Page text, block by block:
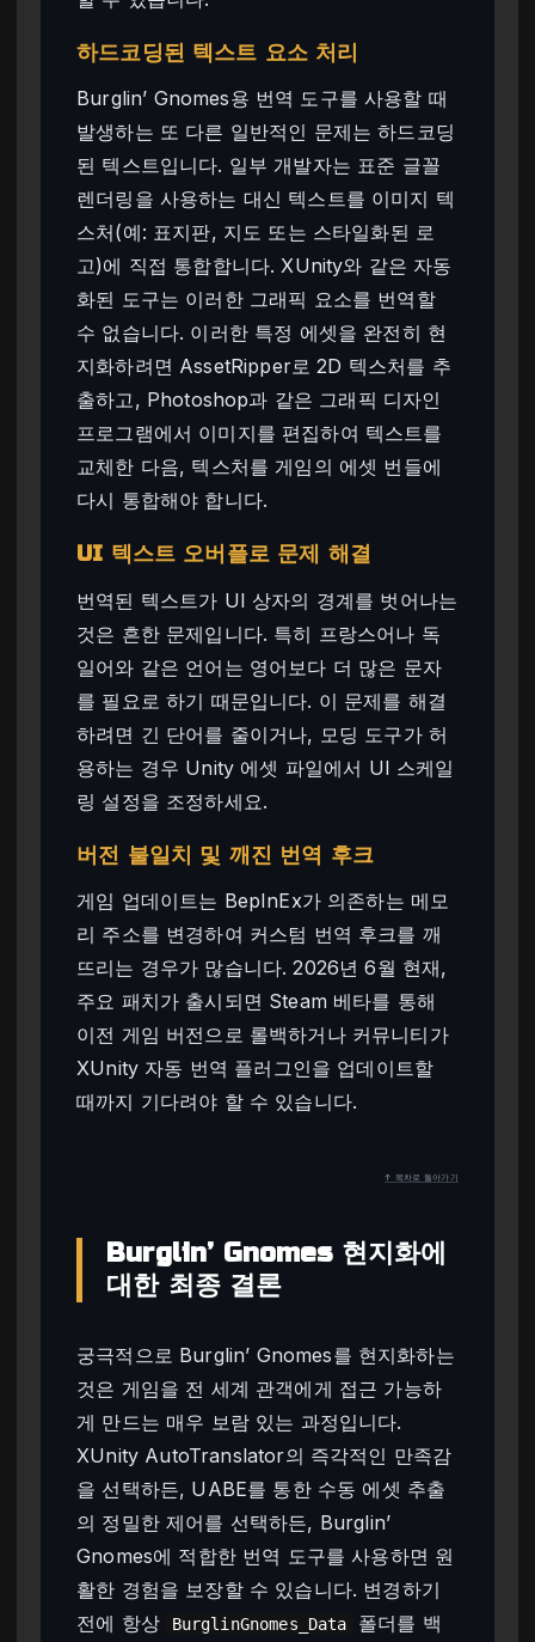
하드코딩된 텍스트 요소 처리
Burglin’ Gnomes용 번역 도구를 사용할 때
발생하는 또 다른 일반적인 문제는 하드코딩
된 텍스트입니다. 일부 개발자는 표준 글꼴
렌더링을 사용하는 대신 텍스트를 이미지 텍
스처(예: 표지판, 지도 또는 스타일화된 로
고)에 직접 통합합니다. XUnity와 같은 자동
화된 도구는 이러한 그래픽 요소를 번역할
수 없습니다. 이러한 특정 에셋을 완전히 현
지화하려면 AssetRipper로 2D 텍스처를 추
출하고, Photoshop과 같은 그래픽 디자인
프로그램에서 이미지를 편집하여 텍스트를
교체한 다음, 텍스처를 게임의 에셋 번들에
다시 통합해야 합니다.
UI 텍스트 오버플로 문제 해결
번역된 텍스트가 UI 상자의 경계를 벗어나는
것은 흔한 문제입니다. 특히 프랑스어나 독
일어와 같은 언어는 영어보다 더 많은 문자
를 필요로 하기 때문입니다. 이 문제를 해결
하려면 긴 단어를 줄이거나, 모딩 도구가 허
용하는 경우 Unity 에셋 파일에서 UI 스케일
링 설정을 조정하세요.
버전 불일치 및 깨진 번역 후크
게임 업데이트는 BepInEx가 의존하는 메모
리 주소를 변경하여 커스텀 번역 후크를 깨
뜨리는 경우가 많습니다. 2026년 6월 현재,
주요 패치가 출시되면 Steam 베타를 통해
이전 게임 버전으로 롤백하거나 커뮤니티가
XUnity 자동 번역 플러그인을 업데이트할
때까지 기다려야 할 수 있습니다.
↑ 목차로 돌아가기
Burglin’ Gnomes 현지화에
대한 최종 결론
궁극적으로 Burglin’ Gnomes를 현지화하는
것은 게임을 전 세계 관객에게 접근 가능하
게 만드는 매우 보람 있는 과정입니다.
XUnity AutoTranslator의 즉각적인 만족감
을 선택하든, UABE를 통한 수동 에셋 추출
의 정밀한 제어를 선택하든, Burglin’
Gnomes에 적합한 번역 도구를 사용하면 원
활한 경험을 보장할 수 있습니다. 변경하기
전에 항상
BurglinGnomes_Data
폴더를 백